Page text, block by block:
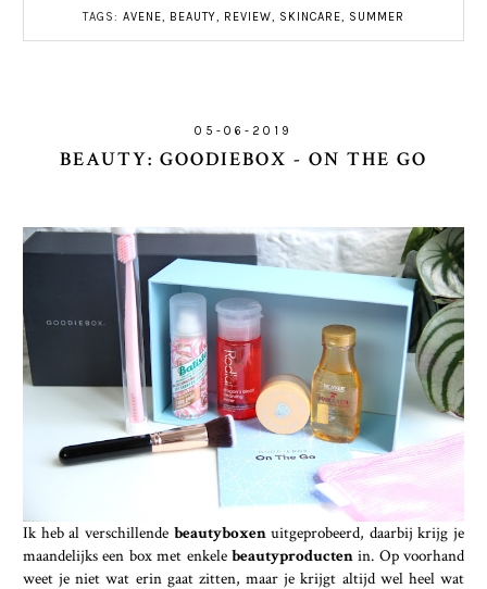
TAGS: AVENE, BEAUTY, REVIEW, SKINCARE, SUMMER
05-06-2019
BEAUTY: GOODIEBOX - ON THE GO
Ik heb al verschillende beautyboxenuitgeprobeerd, daarbij krijg je
maandelijks een box met enkele beautyproductenin. Op voorhand
weet je niet wat erin gaat zitten, maar je krijgt altijd wel heel wat